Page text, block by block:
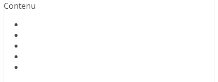
Contenu